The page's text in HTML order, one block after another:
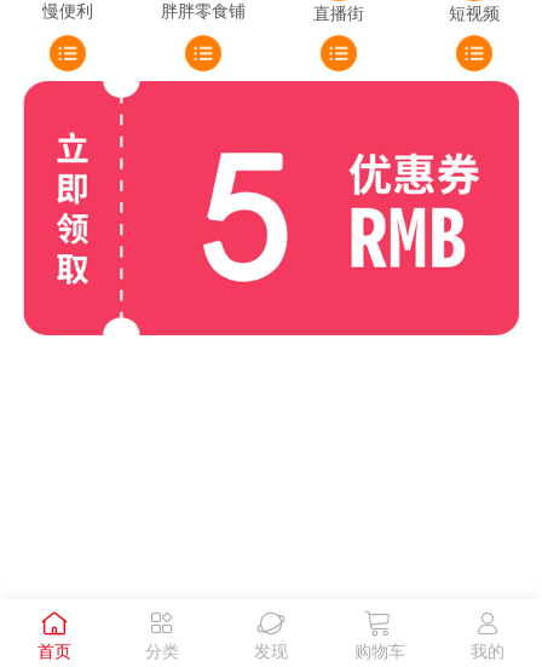
慢便利 胖胖零食铺 直播街 短视频

首页

分类

发现

购物车

我的